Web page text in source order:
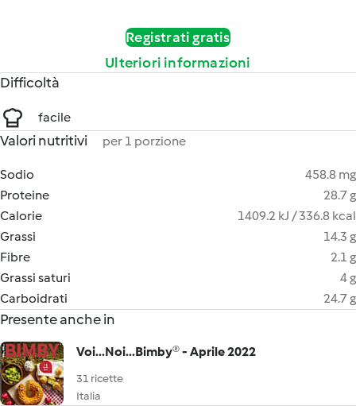
Registrati gratis
Ulteriori informazioni
Difficoltà
facile
Valori nutritivi per 1 porzione
Sodio
458.8 mg
Proteine
28.7 g
Calorie
1409.2 kJ / 336.8 kcal
Grassi
14.3 g
Fibre
2.1 g
Grassi saturi
4 g
Carboidrati
24.7 g
Presente anche in
Voi...Noi...Bimby® - Aprile 2022
31 ricette
Italia